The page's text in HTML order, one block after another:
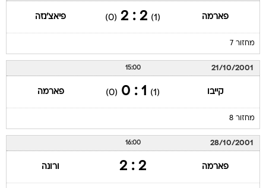
פארמה (1)
2 : 2
(0) פיאצ'נזה
מחזור 7
21/10/2001
15:00
קייבו (1)
1 : 0
(0) פארמה
מחזור 8
28/10/2001
16:00
פארמה 2 : 2 ורונה